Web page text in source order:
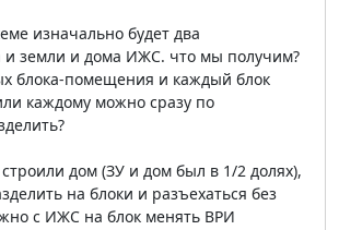
изначально будет два
и земли и дома ИЖС. что мы получим?
блока-помещения и каждый блок
каждому можно сразу по
дом (ЗУ и дом был в 1/2 долях),
на блоки и разъехаться без
с ИЖС на блок менять ВРИ